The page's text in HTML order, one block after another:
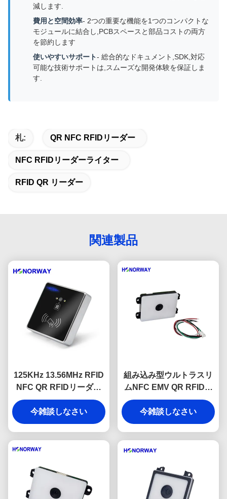
減します.
費用と空間効率- 2つの重要な機能を1つのコンパクトな
モジュールに結合し,PCBスペースと部品コストの両方
を節約します
使いやすいサポート- 総合的なドキュメント,SDK,対応
可能な技術サポートは,スムーズな開発体験を保証しま
す.
札: QR NFC RFIDリーダー
NFC RFIDリーダーライター
RFID QR リーダー
関連製品
125KHz 13.56MHz RFID
NFC QR RFIDリーダー
固定マウント 現代のアク
セス制御
今雑談しなさい
組み込み型ウルトラスリ
ムNFC EMV QR RFIDリ
ーダー（モバイル決済お
よびアクセス制御用）
今雑談しなさい